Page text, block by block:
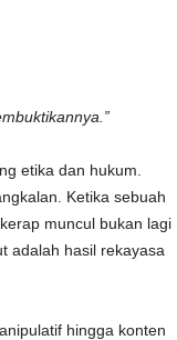
etika dan hukum.
Ketika sebuah
muncul bukan lagi
adalah hasil rekayasa
hingga konten